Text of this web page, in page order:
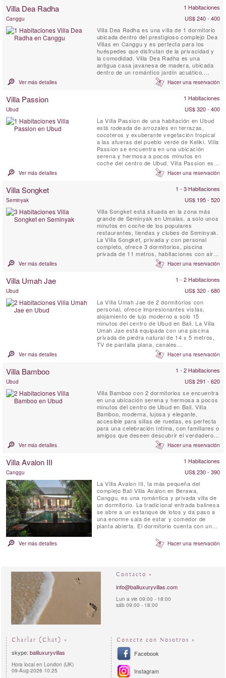
sol en la playa mientras disfruta de la cocina
Villa Dea Radha 1 Habitaciones
Canggu
US$ 240 - 400
Villa Dea Radha es una villa de 1 dormitorio
ubicada dentro del prestigioso complejo Dea
Villas en Canggu y es perfecta para los
huéspedes que disfrutan de la privacidad y
la comodidad. Villa Dea Radha es una
antigua casa javanesa de madera, ubicada
dentro de un romántico jardín acuático.
Radha fue desmontada y transportada
desde un pequeño pueblo en el centro de
intrincadamente tallada. La piscina privada
de forma libre está rodeada por un ...
Ver más detalles Hacer una reservación
Villa Passion 1 Habitaciones
Ubud
US$ 320 - 400
La Villa Passion de una habitación en Ubud
está rodeada de arrozales en terrazas,
cocoteros y exuberante vegetación tropical
a las afueras del pueblo verde de Keliki. Villa
Passion se encuentra en una ubicación
serena y hermosa a pocos minutos en
coche del centro de Ubud. Villa Passion es
una villa romántica, lujosa y elegante, ideal
para una luna de miel de ensueño o tal vez
Ver más detalles Hacer una reservación
Villa Songket 1 - 3 Habitaciones
Seminyak
US$ 195 - 520
Villa Songket está situada en la zona más
grande de Seminyak en Umalas, a solo unos
minutos en coche de los populares
restaurantes, tiendas y clubes de Seminyak.
La Villa Songket, privada y con personal
completo, ofrece 3 dormitorios, piscina
privada de 11 metros, habitaciones con aire
acondicionado y está cuidadosamente
decorada con un equilibrio perfecto entre el
Ver más detalles Hacer una reservación
Villa Umah Jae 1 - 2 Habitaciones
Ubud
US$ 320 - 680
La Villa Umah Jae de 2 dormitorios con
personal, ofrece impresionantes vistas,
alojamiento de lujo moderno a solo 15
minutos del centro de Ubud en Bali. La Villa
Umah Jae está equipada con una piscina
privada de piedra natural de 14 x 5 metros,
TV de pantalla plana, canales
internacionales vía satélite, terraza al aire
libre con impresionantes vistas, salón y
WIFI. Un equipo de personal profesional está
permanentemente en el lugar para ...
Ver más detalles Hacer una reservación
Villa Bamboo 1 - 2 Habitaciones
Ubud
US$ 291 - 620
Villa Bamboo con 2 dormitorios se encuentra
en una ubicación serena y hermosa a pocos
minutos del centro de Ubud en Bali. Villa
Bamboo, moderna, lujosa y elegante,
accesible para sillas de ruedas, es perfecta
para una celebración íntima, con familiares o
amigos que deseen descubrir el verdadero
Bali. Villa Bamboo está rodeada de terrazas
de arroz, cocoteros y exuberante
Ver más detalles Hacer una reservación
Villa Avalon III 1 Habitaciones
Canggu
US$ 230 - 390
La Villa Avalon III, la más pequeña del
complejo Bali Villa Avalon en Berawa,
Canggu, es una romántica y privada villa de
un dormitorio. La tradicional entrada balinesa
se abre a un estanque de lotos y da paso a
una enorme sala de estar y comedor de
planta abierta. El dormitorio cuenta con una
frente a la piscina de 6 metros y la terraza
de la piscina, así como un lujoso baño
Ver más detalles Hacer una reservación
Contacto »
info@baliluxuryvillas.com
Lun a vie 09:00 - 18:00
sáb 09:00 - 18:00
Charlar (Chat) »
skype: baliluxuryvillas
Hora local en London (UK)
09-Aug-2026 10:25
Conecte con Nosotros »
Facebook
Instagram